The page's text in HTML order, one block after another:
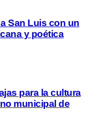
San Luis con un
y poética
para la cultura
municipal de